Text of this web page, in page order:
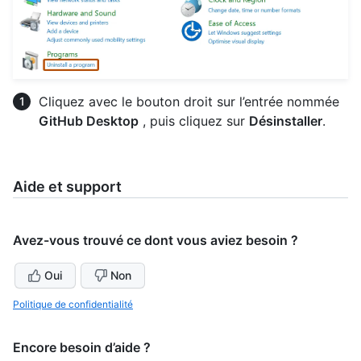
Cliquez avec le bouton droit sur l’entrée nommée
GitHub Desktop , puis cliquez sur Désinstaller.
Aide et support
Avez-vous trouvé ce dont vous aviez besoin ?
Oui Non
Politique de confidentialité
Encore besoin d’aide ?